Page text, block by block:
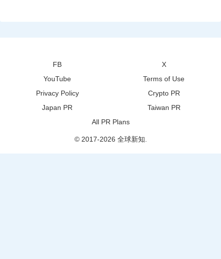
FB
X
YouTube
Terms of Use
Privacy Policy
Crypto PR
Japan PR
Taiwan PR
All PR Plans
© 2017-2026 全球新知.